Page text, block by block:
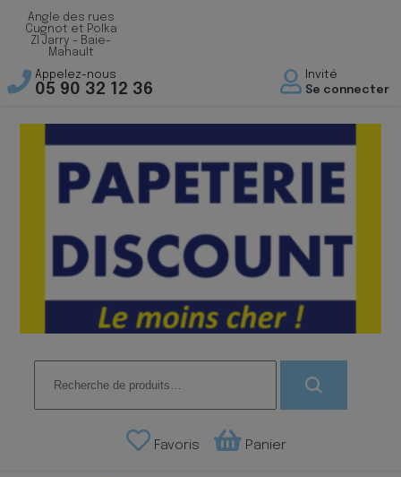
Angle des rues
Cugnot et Polka
ZI Jarry - Baie-
Mahault
Appelez-nous
05 90 32 12 36
Invité
Se connecter
pour :
Favoris Panier